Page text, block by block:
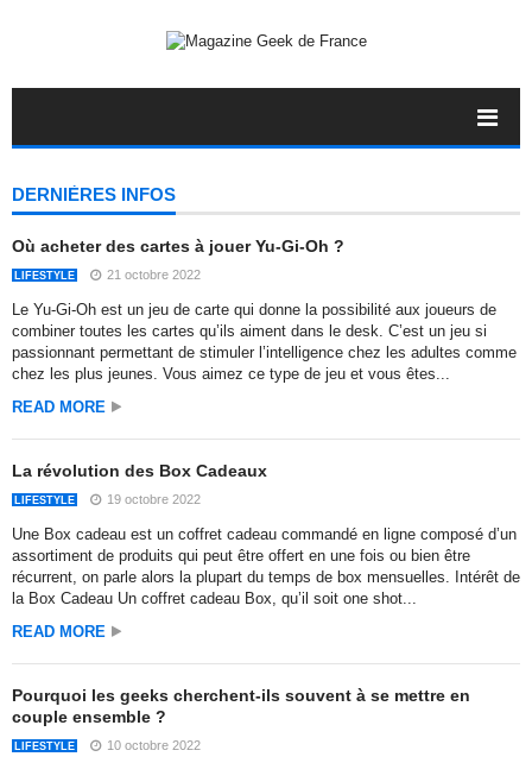
DERNIÈRES INFOS
Où acheter des cartes à jouer Yu-Gi-Oh ?
LIFESTYLE 21 octobre 2022
Le Yu-Gi-Oh est un jeu de carte qui donne la possibilité aux joueurs de
combiner toutes les cartes qu’ils aiment dans le desk. C’est un jeu si
passionnant permettant de stimuler l’intelligence chez les adultes comme
chez les plus jeunes. Vous aimez ce type de jeu et vous êtes...
READ MORE
La révolution des Box Cadeaux
LIFESTYLE 19 octobre 2022
Une Box cadeau est un coffret cadeau commandé en ligne composé d’un
assortiment de produits qui peut être offert en une fois ou bien être
récurrent, on parle alors la plupart du temps de box mensuelles. Intérêt de
la Box Cadeau Un coffret cadeau Box, qu’il soit one shot...
READ MORE
Pourquoi les geeks cherchent-ils souvent à se mettre en
couple ensemble ?
LIFESTYLE 10 octobre 2022